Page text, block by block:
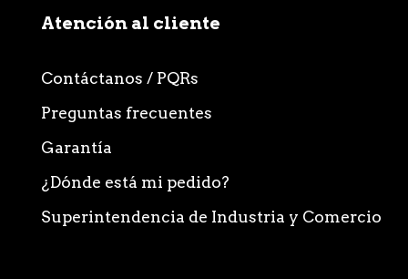
Atención al cliente
Contáctanos / PQRs
Preguntas frecuentes
Garantía
¿Dónde está mi pedido?
Superintendencia de Industria y Comercio